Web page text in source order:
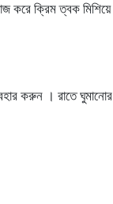
করে ক্রিম ত্বক
করুন । রাতে